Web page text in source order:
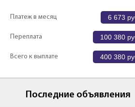
Платеж в месяц 6 673
Переплата 100 380
Всего к выплате 400 380
Последние объявления